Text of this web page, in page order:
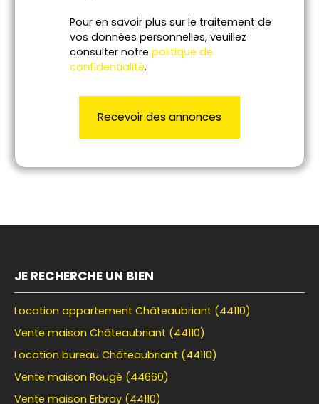
Pour en savoir plus sur le traitement de
vos données personnelles, veuillez
consulter notre politique de
confidentialité.
Recevoir des annonces
JE RECHERCHE UN BIEN
Location appartement Châteaubriant (44110)
Vente maison Châteaubriant (44110)
Location bureau Châteaubriant (44110)
Vente maison Rougé (44660)
Vente maison Erbray (44110)